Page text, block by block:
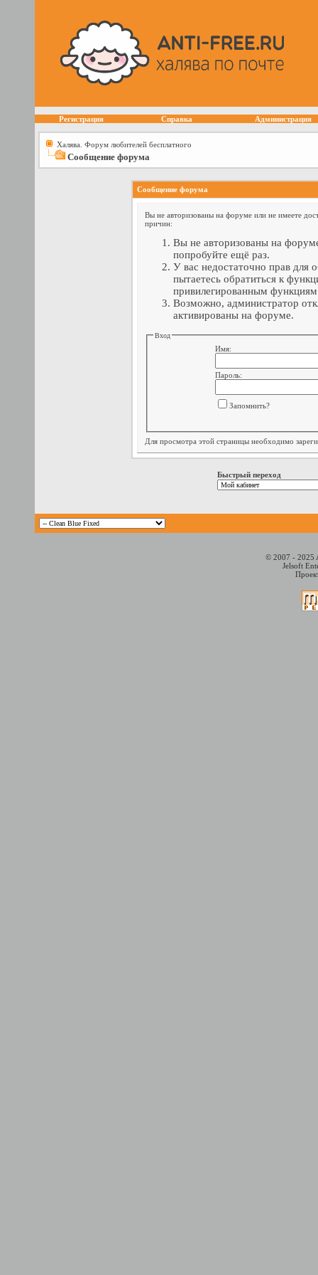
Регистрация Справка Администрация
Халява. Форум любителей бесплатного
Сообщение форума
Сообщение форума
Вы не авторизованы на форуме или не имеете
причин:
Вы не авторизованы на
попробуйте ещё раз.
У вас недостаточно прав для
пытаетесь обратиться к
привилегированным
Возможно, администратор
активированы на форуме.
Вход
Имя:
Пароль:
Запомнить?
Для просмотра этой страницы необходимо
Быстрый переход
© 2007 - 2025
Jelsoft